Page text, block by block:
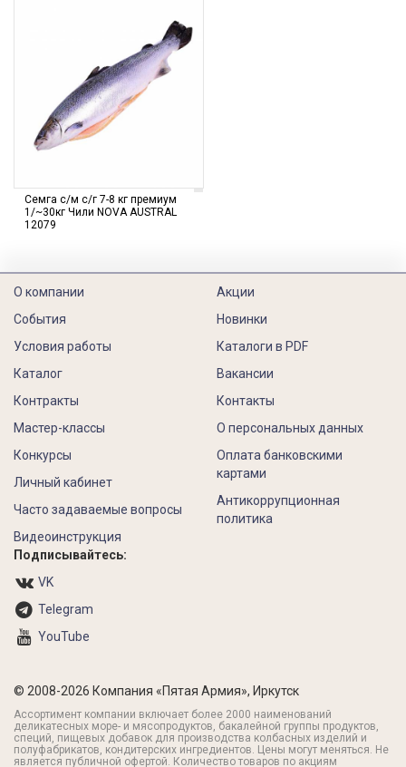
Семга с/м с/г 7-8 кг премиум
1/~30кг Чили NOVA AUSTRAL
12079
О компании
События
Условия работы
Каталог
Контракты
Акции
Новинки
Каталоги в PDF
Вакансии
Контакты
Мастер-классы
Конкурсы
Личный кабинет
Часто задаваемые вопросы
Видеоинструкция
О персональных данных
Оплата банковскими
картами
Антикоррупционная
политика
Подписывайтесь:
VK
Telegram
YouTube
© 2008-2026 Компания «Пятая Армия», Иркутск
Ассортимент компании включает более 2000 наименований
деликатесных море- и мясопродуктов, бакалейной группы продуктов,
специй, пищевых добавок для производства колбасных изделий и
полуфабрикатов, кондитерских ингредиентов. Цены могут меняться. Не
является публичной офертой. Количество товаров по акциям